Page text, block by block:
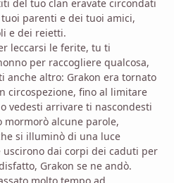
del tuo clan eravate circondati
parenti e dei tuoi amici,
e dei reietti.
leccarsi le ferite, tu ti
per raccogliere qualcosa,
anche altro: Grakon era tornato
circospezione, fino al limitare
vedesti arrivare ti nascondesti
mormorò alcune parole,
si illuminò di una luce
dai corpi dei caduti per
Grakon se ne andò.
molto tempo ad